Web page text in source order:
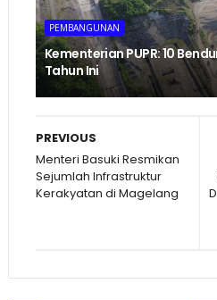
PEMBANGUNAN
Kementerian PUPR: 10
Tahun Ini
PREVIOUS
Menteri Basuki Resmikan
Sejumlah Infrastruktur
Kerakyatan di Magelang